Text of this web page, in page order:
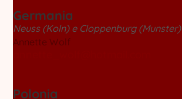
Germania
Neuss (Koln) e Cloppenburg (Munster)
Annette Wolf
Polonia